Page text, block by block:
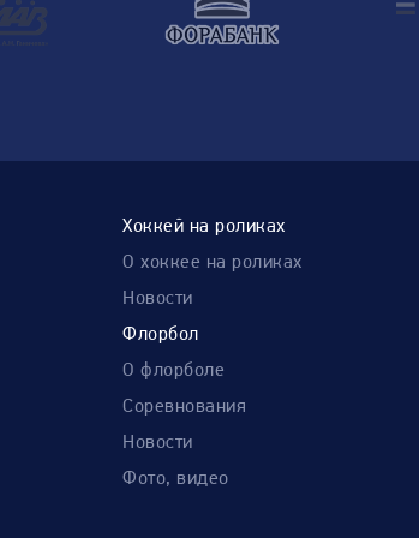
Хоккей на роликах
О хоккее на роликах
Новости
Флорбол
О флорболе
Соревнования
Новости
Фото, видео